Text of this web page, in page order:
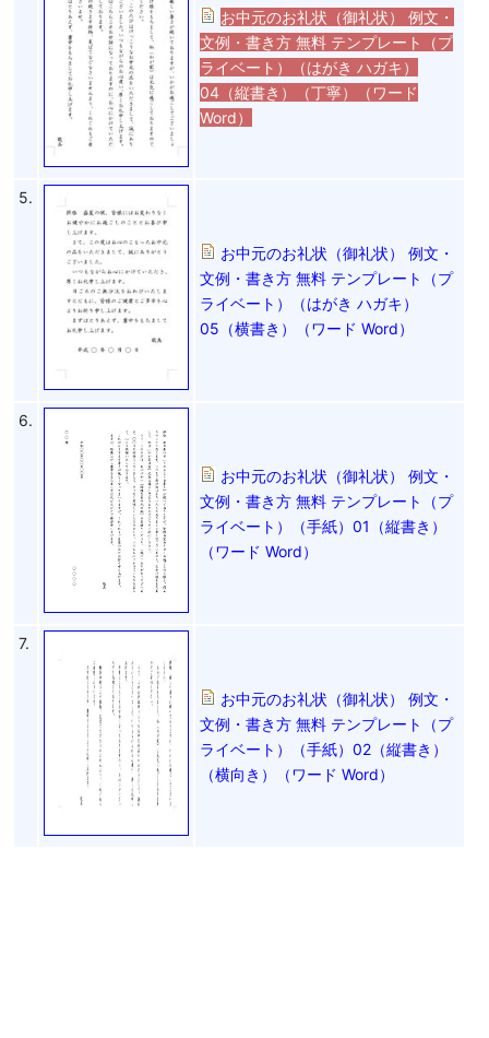
お中元のお礼状（御礼状） 例文・
文例・書き方 無料 テンプレート（プ
ライベート）（はがき ハガキ）
04（縦書き）（丁寧）（ワード
Word）
5.
お中元のお礼状（御礼状） 例文・
文例・書き方 無料 テンプレート（プ
ライベート）（はがき ハガキ）
05（横書き）（ワード Word）
6.
お中元のお礼状（御礼状） 例文・
文例・書き方 無料 テンプレート（プ
ライベート）（手紙）01（縦書き）
（ワード Word）
7.
お中元のお礼状（御礼状） 例文・
文例・書き方 無料 テンプレート（プ
ライベート）（手紙）02（縦書き）
（横向き）（ワード Word）